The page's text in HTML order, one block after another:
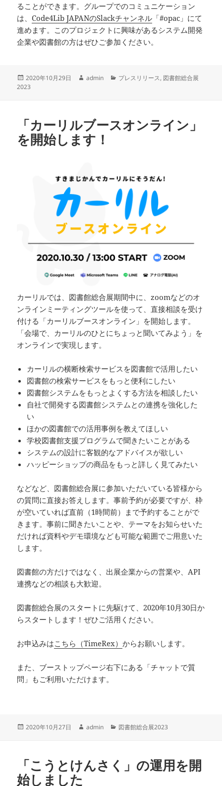
ることができます。グループでのコミュニケーション
は、Code4Lib JAPANのSlackチャンネル 「#opac」にて
進めます。このプロジェクトに興味があるシステム開発
企業や図書館の方はぜひご参加ください。
投
稿
2020年10月29日
作
admin
カ
プレスリリース, 図書館総合展
2023
「カーリルブースオンライン」
を開始します！
カーリルでは、図書館総合展期間中に、zoomなどのオ
ンラインミーティングツールを使って、直接相談を受け
付ける「カーリルブースオンライン」を開始します。
「会場で、カーリルのひとにちょっと聞いてみよう」を
オンラインで実現します。
カーリルの横断検索サービスを図書館で活用したい
図書館の検索サービスをもっと便利にしたい
図書館システムをもっとよくする方法を相談したい
自社で開発する図書館システムとの連携を強化した
い
ほかの図書館での活用事例を教えてほしい
学校図書館支援プログラムで聞きたいことがある
システムの設計に客観的なアドバイスが欲しい
ハッピーショップの商品をもっと詳しく見てみたい
などなど、図書館総合展に参加いただいている皆様から
の質問に直接お答えします。事前予約が必要ですが、枠
が空いていれば直前（1時間前）まで予約することがで
きます。事前に聞きたいことや、テーマをお知らせいた
だければ資料やデモ環境なども可能な範囲でご用意いた
します。
図書館の方だけではなく、出展企業からの営業や、API
連携などの相談も大歓迎。
図書館総合展のスタートに先駆けて、2020年10月30日か
らスタートします！ぜひご活用ください。
お申込みはこちら（TimeRex）からお願いします。
また、ブーストップページ右下にある「チャットで質
問」もご利用いただけます。
投
2020年10月27日
作
admin
カ
ー
図書館総合展2023
「こうとけんさく」の運用を開
始しました